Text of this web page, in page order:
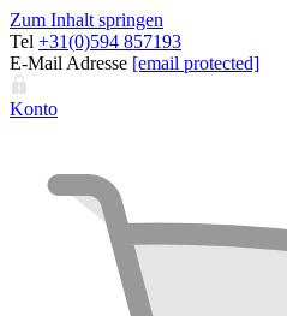
Zum Inhalt springen
Tel +31(0)594 857193
E-Mail Adresse [email protected]
Konto